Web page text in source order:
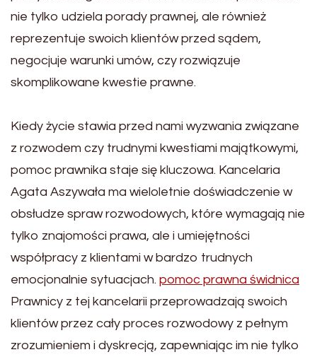
nie tylko udziela porady prawnej, ale również
reprezentuje swoich klientów przed sądem,
negocjuje warunki umów, czy rozwiązuje
skomplikowane kwestie prawne.
Kiedy życie stawia przed nami wyzwania związane
z rozwodem czy trudnymi kwestiami majątkowymi,
pomoc prawnika staje się kluczowa. Kancelaria
Agata Aszywała ma wieloletnie doświadczenie w
obsłudze spraw rozwodowych, które wymagają nie
tylko znajomości prawa, ale i umiejętności
współpracy z klientami w bardzo trudnych
emocjonalnie sytuacjach. pomoc prawna świdnica
Prawnicy z tej kancelarii przeprowadzają swoich
klientów przez cały proces rozwodowy z pełnym
zrozumieniem i dyskrecją, zapewniając im nie tylko